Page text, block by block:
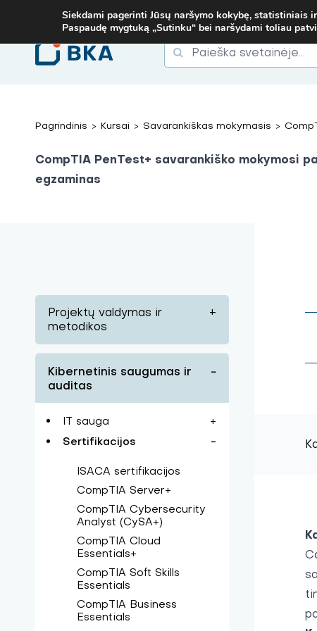
+37067579127 ARBA EL. P.MOKYMAI@BKA.LT NERADAI
Ieškoti:
Ieškoti
Pagrindinis > Kursai > Savarankiškas mokymasis >
CompTIA PenTest+ savarankiško mokymosi
egzaminas
Projektų valdymas ir
metodikos
+
Kibernetinis saugumas ir
auditas
−
IT sauga +
Sertifikacijos −
ISACA sertifikacijos
CompTIA Server+
CompTIA Cybersecurity
Analyst (CySA+)
CompTIA Cloud
Essentials+
CompTIA Soft Skills
Essentials
CompTIA Business
Essentials
Siekdami pagerinti Jūsų naršymo kokybę, statistiniais
Paspaudę mygtuką „Sutinku“ bei naršydami toliau